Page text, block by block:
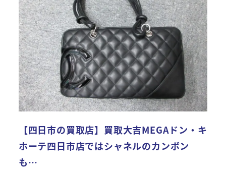
【四日市の買取店】買取大吉MEGAドン・キ
ホーテ四日市店ではシャネルのカンボン
も…